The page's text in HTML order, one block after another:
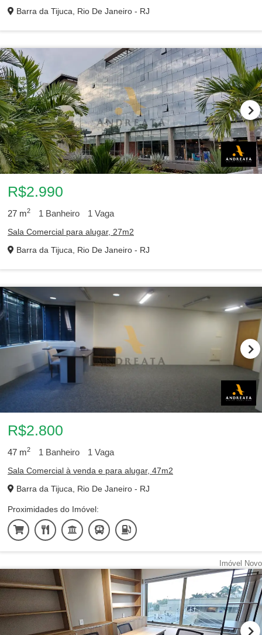
Barra da Tijuca, Rio De Janeiro - RJ
R$2.990
27 m2 1 Banheiro 1 Vaga
Sala Comercial para alugar, 27m2
Barra da Tijuca, Rio De Janeiro - RJ
R$2.800
47 m2 1 Banheiro 1 Vaga
Sala Comercial à venda e para alugar, 47m2
Barra da Tijuca, Rio De Janeiro - RJ
Proximidades do Imóvel:
Imóvel Novo